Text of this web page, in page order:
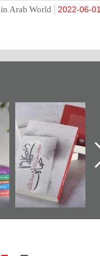
2022-06-01
Arab World
"حماة الباب الأخير":
الإصدار الأول عن
اعتصام الدراز
وأحداث ساحة
الفداء لمركز أوال
للدراسات والتوثيق